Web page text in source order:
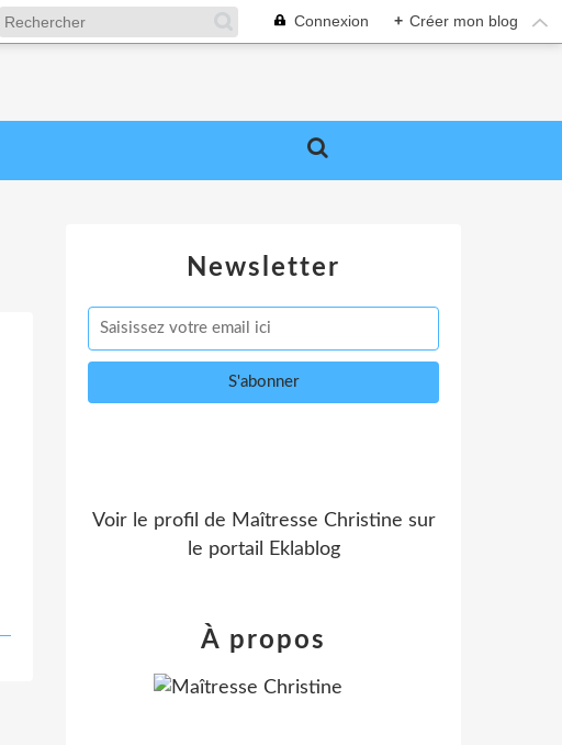
Connexion + Créer mon blog
Newsletter
Voir le profil de Maîtresse Christine sur
le portail Eklablog
À propos